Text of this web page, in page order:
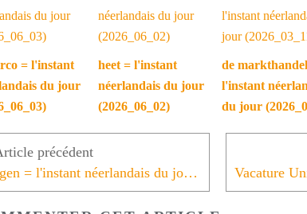
= l'instant
du jour
heet = l'instant
néerlandais du jour
(2026_06_02)
de
l'instant
du jour
slagen = l'instant néerlandais du jour (2023_06_08)